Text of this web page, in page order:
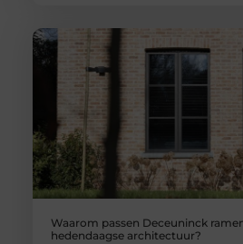
Waarom passen Deceuninck
hedendaagse architectuur?